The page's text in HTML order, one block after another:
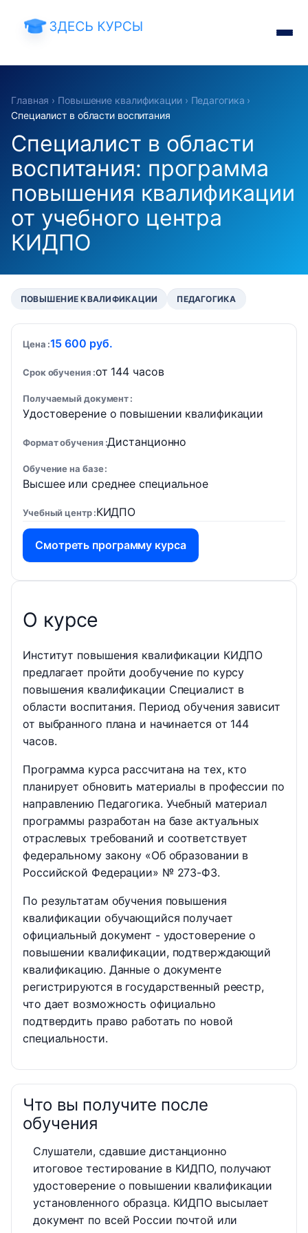
Главная › Повышение квалификации› Педагогика ›
Специалист в области воспитания
Специалист в области
воспитания: программа
повышения квалификации
от учебного центра
КИДПО
ПОВЫШЕНИЕ КВАЛИФИКАЦИИ ПЕДАГОГИКА
Цена 15 600 руб.
Срок обучения от 144 часов
Получаемый документ
Удостоверение о повышении квалификации
Формат обучения Дистанционно
Обучение на базе
Высшее или среднее специальное
Учебный центр КИДПО
Смотреть программу курса
О курсе
Институт повышения квалификации КИДПО
предлагает пройти дообучение по курсу
повышения квалификации Специалист в
области воспитания. Период обучения зависит
от выбранного плана и начинается от 144
часов.
Программа курса рассчитана на тех, кто
планирует обновить материалы в профессии по
направлению Педагогика. Учебный материал
программы разработан на базе актуальных
отраслевых требований и соответствует
федеральному закону «Об образовании в
Российской Федерации» № 273-ФЗ.
По результатам обучения повышения
квалификации обучающийся получает
официальный документ - удостоверение о
повышении квалификации, подтверждающий
квалификацию. Данные о документе
регистрируются в государственный реестр,
что дает возможность официально
подтвердить право работать по новой
специальности.
Что вы получите после
обучения
Слушатели, сдавшие дистанционно
итоговое тестирование в КИДПО, получают
удостоверение о повышении квалификации
установленного образца. КИДПО высылает
документ по всей России почтой или